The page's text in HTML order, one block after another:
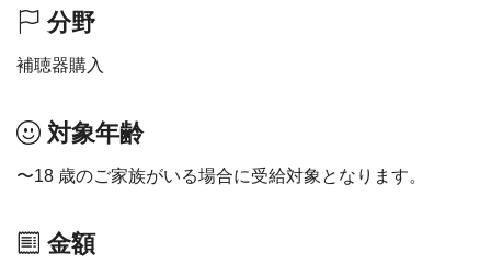
分野
補聴器購入
対象年齢
〜18 歳のご家族がいる場合に受給対象となります。
金額